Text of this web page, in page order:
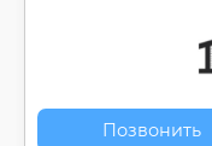
Позвонить